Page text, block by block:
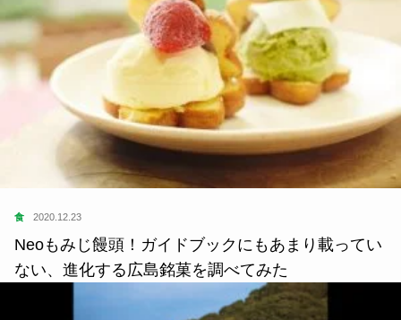
食 2020.12.23
Neoもみじ饅頭！ガイドブックにもあまり載ってい
ない、進化する広島銘菓を調べてみた